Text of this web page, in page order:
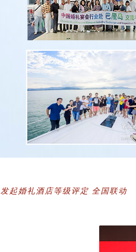
发起婚礼酒店等级评定 全国联动